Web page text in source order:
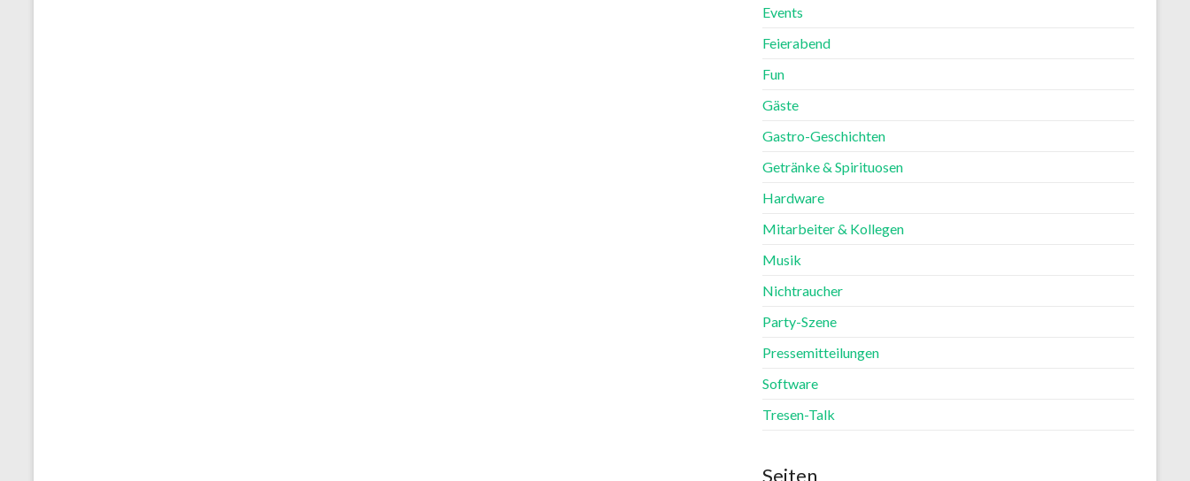
Events
Feierabend
Fun
Gäste
Gastro-Geschichten
Getränke & Spirituosen
Hardware
Mitarbeiter & Kollegen
Musik
Nichtraucher
Party-Szene
Pressemitteilungen
Software
Tresen-Talk
Seiten